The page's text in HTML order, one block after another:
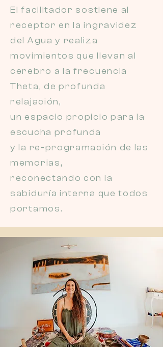
El facilitador sostiene al
receptor en la ingravidez
del Agua y realiza
movimientos que llevan al
cerebro a la frecuencia
Theta, de profunda
relajación,
un espacio propicio para la
escucha profunda
y la re-programación de las
memorias,
reconectando con la
sabiduría interna que todos
portamos.